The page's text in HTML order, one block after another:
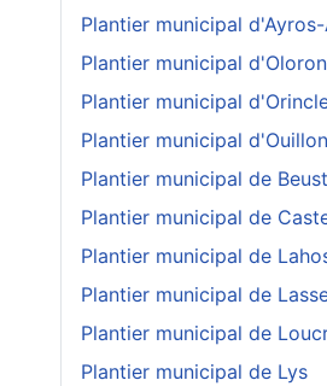
Plantier municipal
Plantier municipal d'Oloron
Plantier municipal
Plantier municipal d'Ouillon
Plantier municipal de
Plantier municipal de
Plantier municipal de
Plantier municipal de
Plantier municipal de
Plantier municipal de Lys